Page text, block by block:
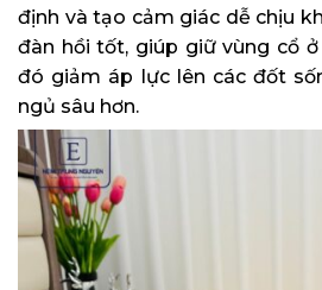
định và tạo cảm giác dễ chịu
đàn hồi tốt, giúp giữ vùng cổ
đó giảm áp lực lên các đốt
ngủ sâu hơn.